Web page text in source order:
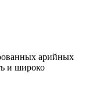
арийных
и широко